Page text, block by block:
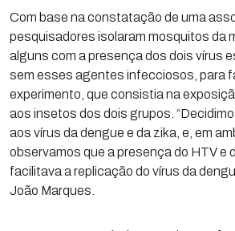
Com base na constatação de uma
pesquisadores isolaram mosquitos da
alguns com a presença dos dois vírus
sem esses agentes infecciosos, para
experimento, que consistia na
aos insetos dos dois grupos.
aos vírus da dengue e da zika, e, em
observamos que a presença do HTV e
facilitava a replicação do vírus da
João Marques.